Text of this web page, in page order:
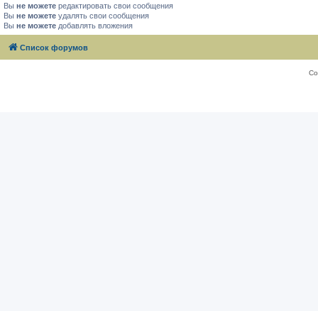
Вы не можете редактировать свои сообщения
Вы не можете удалять свои сообщения
Вы не можете добавлять вложения
Список форумов